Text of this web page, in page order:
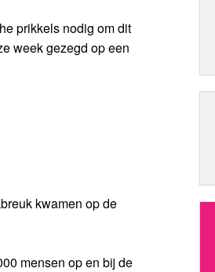
prikkels nodig om dit
week gezegd op een
kwamen op de
mensen op en bij de